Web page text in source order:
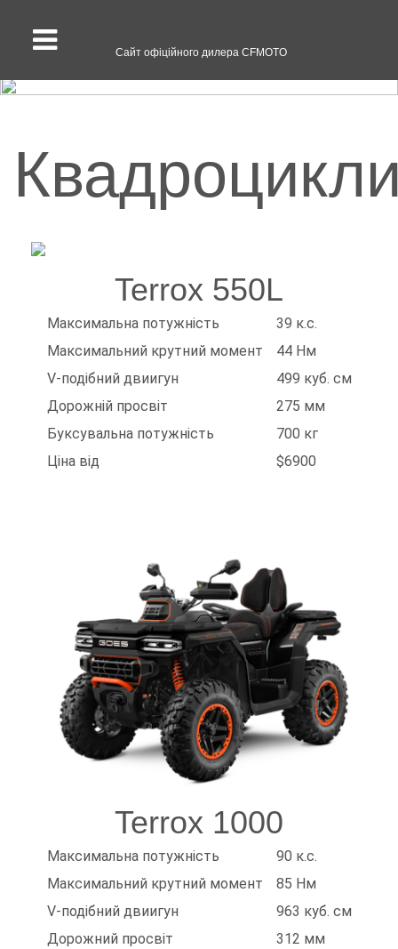
Сайт офіційного дилера CFMOTO
Terrox 550L
Максимальна потужність
39 к.с.
Максимальний крутний момент
44 Нм
V-подібний двиигун
499 куб. см
Дорожній просвіт
275 мм
Буксувальна потужність
700 кг
Ціна від
$6900
Terrox 1000
Максимальна потужність
90 к.с.
Максимальний крутний момент
85 Нм
V-подібний двиигун
963 куб. см
Дорожний просвіт
312 мм